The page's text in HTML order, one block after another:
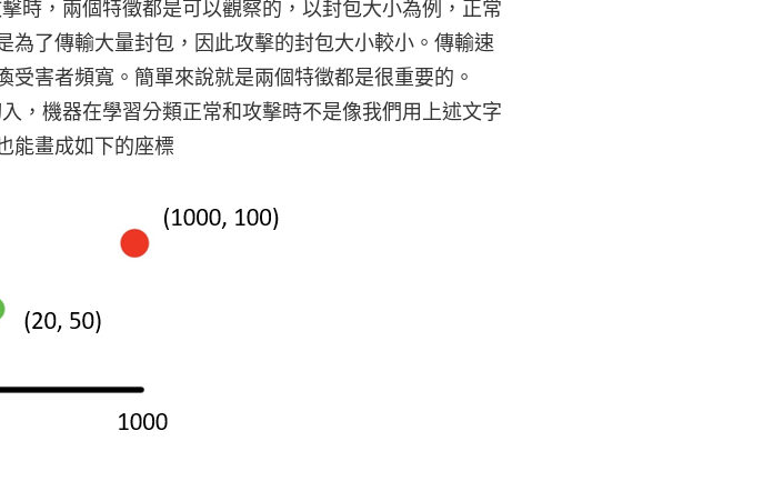
時，兩個特徵都是可以觀察的，以封包大小為例，正常
了傳輸大量封包，因此攻擊的封包大小較小。傳輸速
害者頻寬。簡單來說就是兩個特徵都是很重要的。
，機器在學習分類正常和攻擊時不是像我們用上述文字
能畫成如下的座標